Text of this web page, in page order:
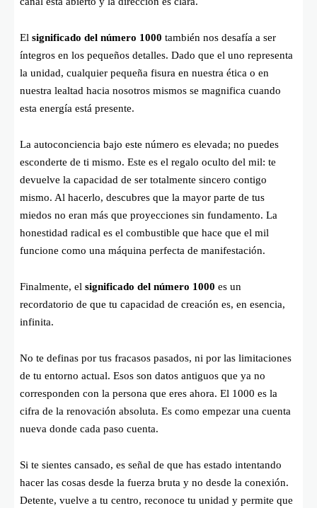
El significado del número 1000 también nos desafía a ser
íntegros en los pequeños detalles. Dado que el uno representa
la unidad, cualquier pequeña fisura en nuestra ética o en
nuestra lealtad hacia nosotros mismos se magnifica cuando
esta energía está presente.
La autoconciencia bajo este número es elevada; no puedes
esconderte de ti mismo. Este es el regalo oculto del mil: te
devuelve la capacidad de ser totalmente sincero contigo
mismo. Al hacerlo, descubres que la mayor parte de tus
miedos no eran más que proyecciones sin fundamento. La
honestidad radical es el combustible que hace que el mil
funcione como una máquina perfecta de manifestación.
Finalmente, el significado del número 1000 es un
recordatorio de que tu capacidad de creación es, en esencia,
infinita.
No te definas por tus fracasos pasados, ni por las limitaciones
de tu entorno actual. Esos son datos antiguos que ya no
corresponden con la persona que eres ahora. El 1000 es la
cifra de la renovación absoluta. Es como empezar una cuenta
nueva donde cada paso cuenta.
Si te sientes cansado, es señal de que has estado intentando
hacer las cosas desde la fuerza bruta y no desde la conexión.
Detente, vuelve a tu centro, reconoce tu unidad y permite que